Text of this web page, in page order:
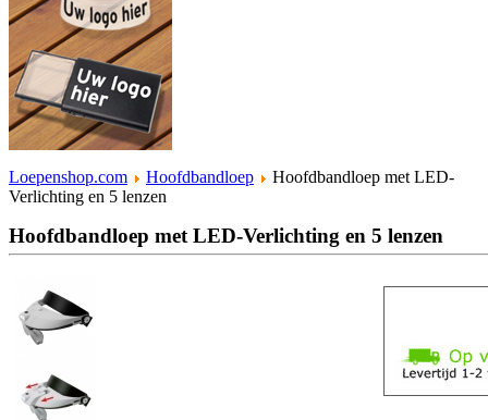
Loepenshop.com Hoofdbandloep
Hoofdbandloep met LED-
Verlichting en 5 lenzen
Hoofdbandloep met LED-Verlichting en 5 lenzen